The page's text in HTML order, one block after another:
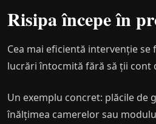
Risipa începe în
Cea mai eficientă intervenție
lucrări întocmită fără să ții cont
Un exemplu concret: plăcile de
înălțimea camerelor sau